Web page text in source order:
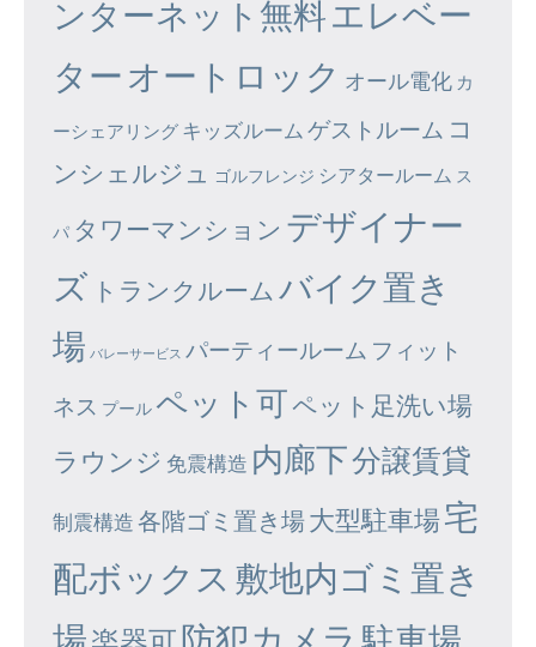
ンターネット無料エレベー
ター オートロック オール電化 カ
ーシェアリング キッズルーム ゲストルーム コ
ンシェルジュ
ゴルフレンジ シアタールーム ス
パ タワーマンション デザイナー
ズ トランクルーム バイク置き
場 バレーサービス パーティールーム フィット
ネス プール ペット可ペット足洗い場
ラウンジ 免震構造 内廊下分譲賃貸
制震構造 各階ゴミ置き場大型駐車場宅
配ボックス 敷地内ゴミ置き
場
防犯カメラ 駐車場